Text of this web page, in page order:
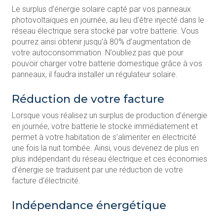
Le surplus d’énergie solaire capté par vos panneaux
photovoltaïques en journée, au lieu d’être injecté dans le
réseau électrique sera stocké par votre batterie. Vous
pourrez ainsi obtenir jusqu’à 80% d’augmentation de
votre autoconsommation. N’oubliez pas que pour
pouvoir charger votre batterie domestique grâce à vos
panneaux, il faudra installer un régulateur solaire.
Réduction de votre facture
Lorsque vous réalisez un surplus de production d’énergie
en journée, votre batterie le stocke immédiatement et
permet à votre habitation de s’alimenter en électricité
une fois la nuit tombée. Ainsi, vous devenez de plus en
plus indépendant du réseau électrique et ces économies
d’énergie se traduisent par une réduction de votre
facture d’électricité.
Indépendance énergétique